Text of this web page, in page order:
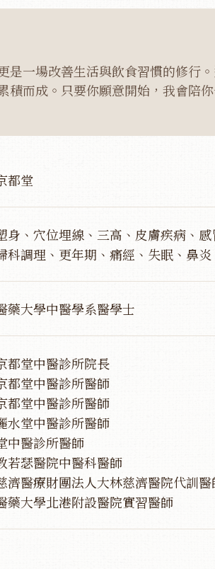
是一場改善生活與飲食習慣的修行
積而成。只要你願意開始，我會陪
都堂
身、穴位埋線、三高、皮膚疾病、
科調理、更年期、痛經、失眠、鼻炎
藥大學中醫學系醫學士
都堂中醫診所院長
都堂中醫診所醫師
都堂中醫診所醫師
水堂中醫診所醫師
中醫診所醫師
若瑟醫院中醫科醫師
濟醫療財團法人大林慈濟醫院代訓醫
藥大學北港附設醫院實習醫師